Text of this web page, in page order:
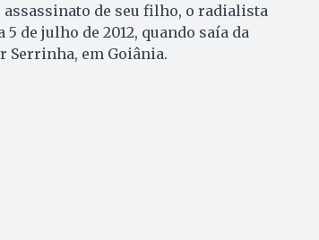
de seu filho, o radialista
de julho de 2012, quando saía da
Serrinha, em Goiânia.